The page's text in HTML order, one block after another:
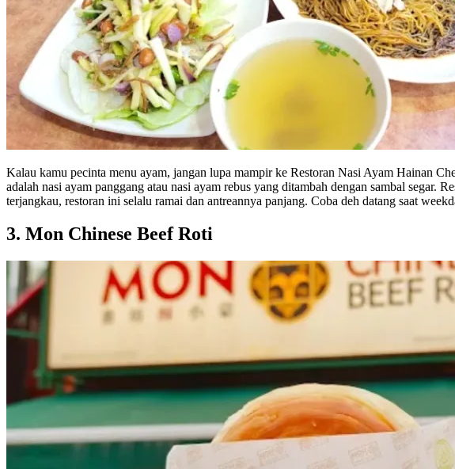
Kalau kamu pecinta menu ayam, jangan lupa mampir ke Restoran Nasi Ayam Hainan
adalah nasi ayam panggang atau nasi ayam rebus yang ditambah dengan sambal
terjangkau, restoran ini selalu ramai dan antreannya panjang. Coba deh datang saat
3. Mon Chinese Beef Roti